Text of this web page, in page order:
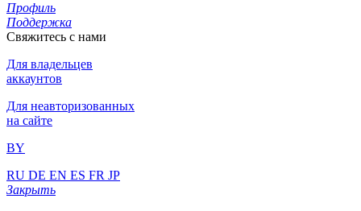
Профиль
Поддержка
Свяжитесь с нами
Для владельцев
аккаунтов
Для неавторизованных
на сайте
BY
RU DE EN ES FR JP
Закрыть